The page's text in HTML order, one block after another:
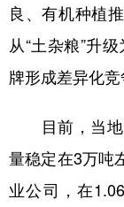
良、有机种植
从“土杂粮”升
牌形成差异化竞
目前，当地
量稳定在3万吨
业公司，在